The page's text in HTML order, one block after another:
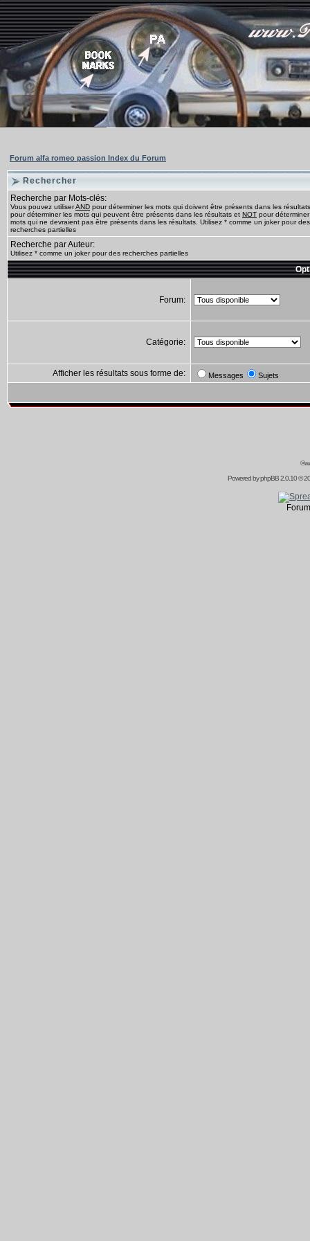
Forum alfa romeo passion Index du Forum
Rechercher
Recherche par Mots-clés:
Vous pouvez utiliserAND pour déterminer les mots qui doivent être présents dans les
pour déterminer les mots qui peuvent être présents dans les résultats et NOT pour
mots qui ne devraient pas être présents dans les résultats. Utilisez * comme un joker pour des
recherches partielles
Recherche par Auteur:
Utilisez * comme un joker pour des recherches partielles
Forum:
Catégorie:
Afficher les résultats sous forme de: Messages Sujets
Powered byphpBB2.0.10 ©